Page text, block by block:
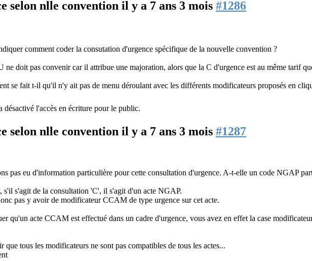
selon nlle convention il y a 7 ans 3 mois #1286
comment coder la consutation d'urgence spécifique de la nouvelle convention ?
ne doit pas convenir car il attribue une majoration, alors que la C d'urgence est au même tarif
se fait t-il qu'il n'y ait pas de menu déroulant avec les différents modificateurs proposés en
désactivé l'accès en écriture pour le public.
selon nlle convention il y a 7 ans 3 mois #1287
pas eu d'information particulière pour cette consultation d'urgence. A-t-elle un code NGAP
s'il s'agit de la consultation 'C', il s'agit d'un acte NGAP.
pas y avoir de modificateur CCAM de type urgence sur cet acte.
qu'un acte CCAM est effectué dans un cadre d'urgence, vous avez en effet la case
que tous les modificateurs ne sont pas compatibles de tous les actes...